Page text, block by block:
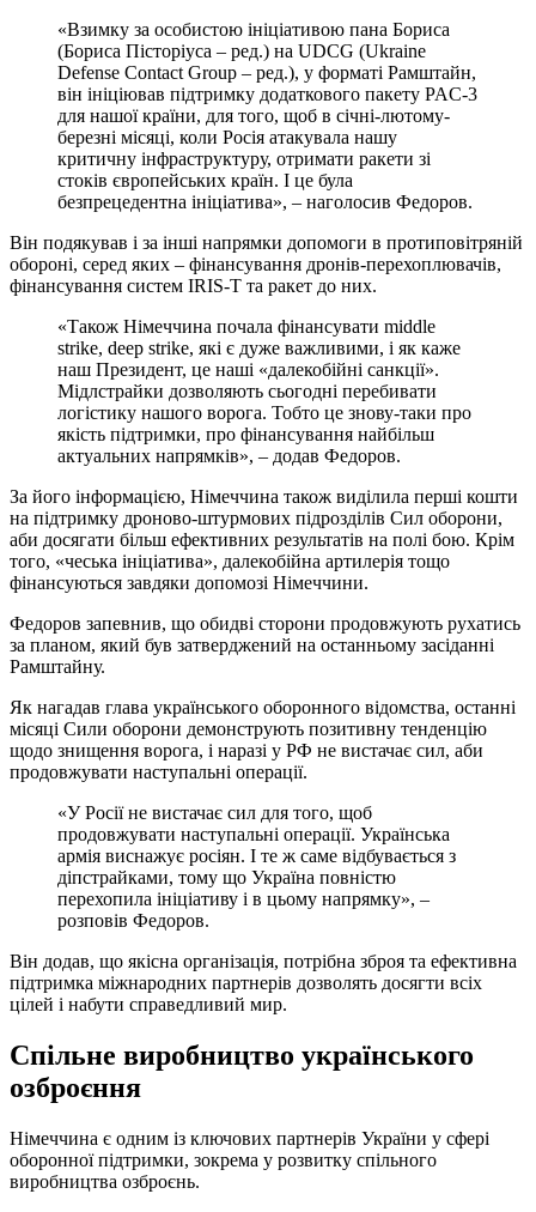
«Взимку за особистою ініціативою пана Бориса
(Бориса Пісторіуса – ред.) на UDCG (Ukraine
Defense Contact Group – ред.), у форматі Рамштайн,
він ініціював підтримку додаткового пакету PAC-3
для нашої країни, для того, щоб в січні-лютому-
березні місяці, коли Росія атакувала нашу
критичну інфраструктуру, отримати ракети зі
стоків європейських країн. І це була
безпрецедентна ініціатива», – наголосив Федоров.
Він подякував і за інші напрямки допомоги в протиповітряній
обороні, серед яких – фінансування дронів-перехоплювачів,
фінансування систем IRIS-T та ракет до них.
«Також Німеччина почала фінансувати middle
strike, deep strike, які є дуже важливими, і як каже
наш Президент, це наші «далекобійні санкції».
Мідлстрайки дозволяють сьогодні перебивати
логістику нашого ворога. Тобто це знову-таки про
якість підтримки, про фінансування найбільш
актуальних напрямків», – додав Федоров.
За його інформацією, Німеччина також виділила перші кошти
на підтримку дроново-штурмових підрозділів Сил оборони,
аби досягати більш ефективних результатів на полі бою. Крім
того, «чеська ініціатива», далекобійна артилерія тощо
фінансуються завдяки допомозі Німеччини.
Федоров запевнив, що обидві сторони продовжують рухатись
за планом, який був затверджений на останньому засіданні
Рамштайну.
Як нагадав глава українського оборонного відомства, останні
місяці Сили оборони демонструють позитивну тенденцію
щодо знищення ворога, і наразі у РФ не вистачає сил, аби
продовжувати наступальні операції.
«У Росії не вистачає сил для того, щоб
продовжувати наступальні операції. Українська
армія виснажує росіян. І те ж саме відбувається з
діпстрайками, тому що Україна повністю
перехопила ініціативу і в цьому напрямку», –
розповів Федоров.
Він додав, що якісна організація, потрібна зброя та ефективна
підтримка міжнародних партнерів дозволять досягти всіх
цілей і набути справедливий мир.
Спільне виробництво українського
озброєння
Німеччина є одним із ключових партнерів України у сфері
оборонної підтримки, зокрема у розвитку спільного
виробництва озброєнь.